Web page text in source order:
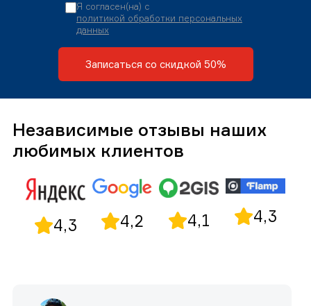
Я согласен(на) с
политикой обработки персональных
данных
Записаться со скидкой 50%
Независимые отзывы наших
любимых клиентов
4,3 4,2 4,1 4,3